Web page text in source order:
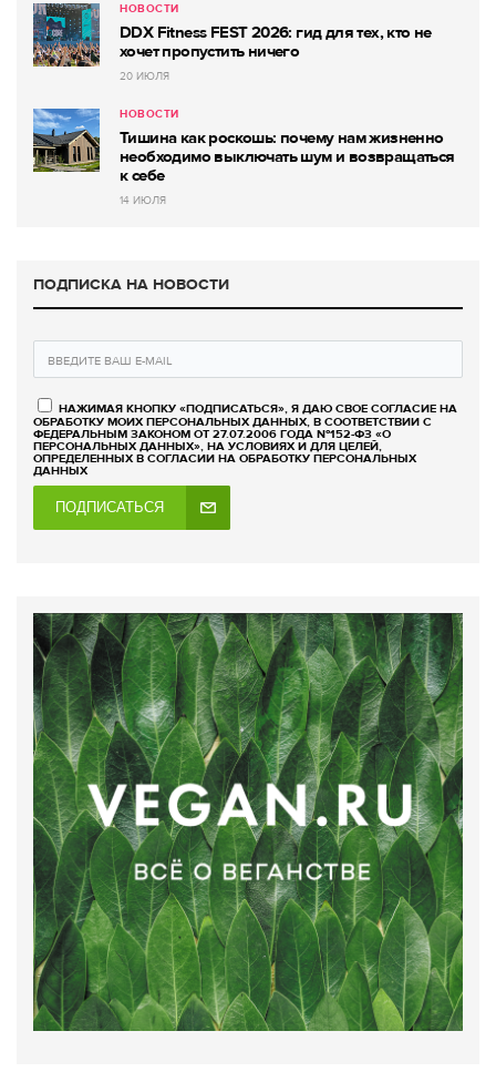
НОВОСТИ
DDX Fitness FEST 2026: гид для тех, кто не
хочет пропустить ничего
20 ИЮЛЯ
НОВОСТИ
Тишина как роскошь: почему нам жизненно
необходимо выключать шум и возвращаться
к себе
14 ИЮЛЯ
ПОДПИСКА НА НОВОСТИ
НАЖИМАЯ КНОПКУ «ПОДПИСАТЬСЯ», Я ДАЮ СВОЕ СОГЛАСИЕ НА
ОБРАБОТКУ МОИХ ПЕРСОНАЛЬНЫХ ДАННЫХ, В СООТВЕТСТВИИ С
ФЕДЕРАЛЬНЫМ ЗАКОНОМ ОТ 27.07.2006 ГОДА №152-ФЗ «О
ПЕРСОНАЛЬНЫХ ДАННЫХ», НА УСЛОВИЯХ И ДЛЯ ЦЕЛЕЙ,
ОПРЕДЕЛЕННЫХ В СОГЛАСИИ НА ОБРАБОТКУ ПЕРСОНАЛЬНЫХ
ДАННЫХ
ПОДПИСАТЬСЯ